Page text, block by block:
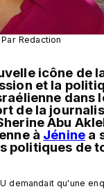
Redaction
icône de
et la
dans
de la
Abu
à Jénine a
politiques de
demandait qu'une